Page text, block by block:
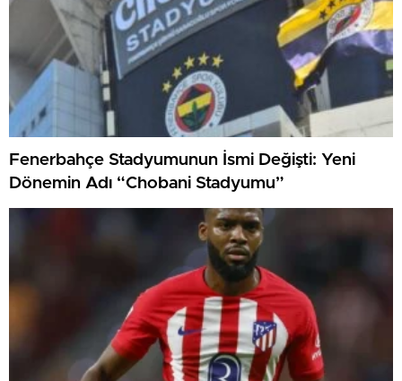
Fenerbahçe Stadyumunun İsmi Değişti: Yeni
Dönemin Adı “Chobani Stadyumu”